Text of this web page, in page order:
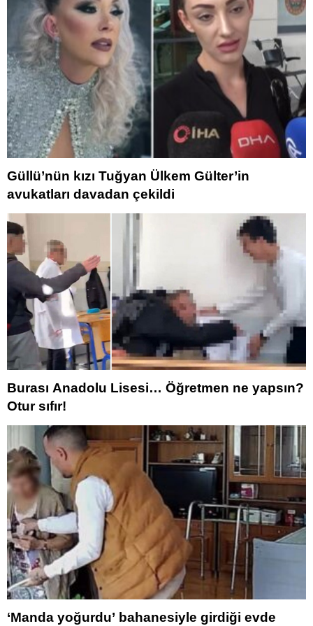
Güllü’nün kızı Tuğyan Ülkem Gülter’in
avukatları davadan çekildi
Burası Anadolu Lisesi… Öğretmen ne yapsın?
Otur sıfır!
‘Manda yoğurdu’ bahanesiyle girdiği evde